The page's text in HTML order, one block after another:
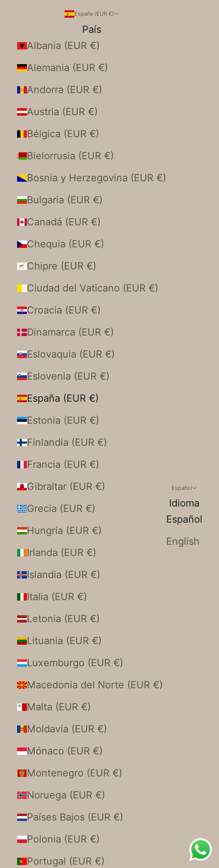
España (EUR €)
País
Albania (EUR €)
Alemania (EUR €)
Andorra (EUR €)
Austria (EUR €)
Bélgica (EUR €)
Bielorrusia (EUR €)
Bosnia y Herzegovina (EUR €)
Bulgaria (EUR €)
Canadá (EUR €)
Chequia (EUR €)
Chipre (EUR €)
Ciudad del Vaticano (EUR €)
Croacia (EUR €)
Dinamarca (EUR €)
Eslovaquia (EUR €)
Eslovenia (EUR €)
España (EUR €)
Estonia (EUR €)
Finlandia (EUR €)
Francia (EUR €)
Gibraltar (EUR €)
Grecia (EUR €)
Hungría (EUR €)
Irlanda (EUR €)
Islandia (EUR €)
Italia (EUR €)
Letonia (EUR €)
Lituania (EUR €)
Luxemburgo (EUR €)
Macedonia del Norte (EUR €)
Malta (EUR €)
Moldavia (EUR €)
Mónaco (EUR €)
Montenegro (EUR €)
Noruega (EUR €)
Países Bajos (EUR €)
Polonia (EUR €)
Portugal (EUR €)
Español
Idioma
Español
English